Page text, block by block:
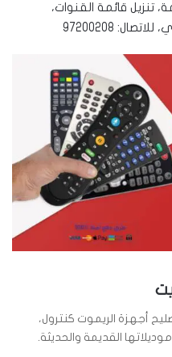
تنزيل قائمة القنوات،
أجهزة الريموت كنترول،
القديمة والحديثة.